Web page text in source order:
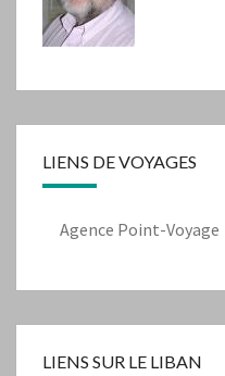
LIENS DE VOYAGES
Agence Point-Voyage
LIENS SUR LE LIBAN